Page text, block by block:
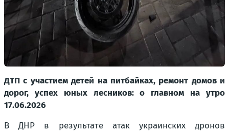
ДТП с участием детей на питбайках, ремонт домов и
дорог, успех юных лесников: о главном на утро
17.06.2026
В ДНР в результате атак украинских дронов